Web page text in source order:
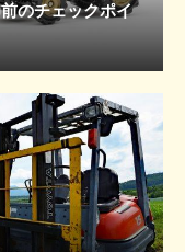
のチェックポイ